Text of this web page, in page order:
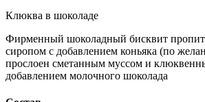
Клюква в шоколаде
Фирменный шоколадный бисквит
сиропом с добавлением коньяка (по
прослоен сметанным муссом и
добавлением молочного шоколада